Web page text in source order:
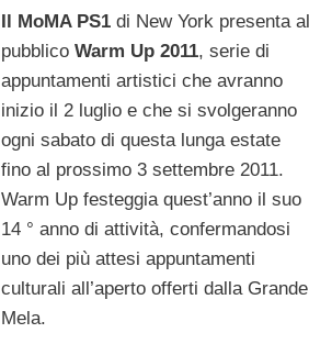
Il MoMA PS1di New York presenta al
pubblico Warm Up 2011, serie di
appuntamenti artistici che avranno
inizio il 2 luglio e che si svolgeranno
ogni sabato di questa lunga estate
fino al prossimo 3 settembre 2011.
Warm Up festeggia quest’anno il suo
14 ° anno di attività, confermandosi
uno dei più attesi appuntamenti
culturali all’aperto offerti dalla Grande
Mela.